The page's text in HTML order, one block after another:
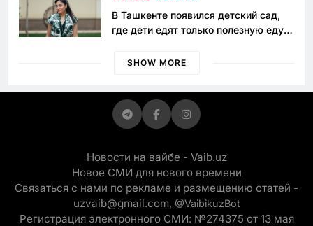
В Ташкенте появился детский сад,
где дети едят только полезную еду.
просить «кашу без сахара»
SHOW MORE
Новости на вайбе - Vaib.uz
Новое СМИ для нового времени
Связаться с нами по рекламе и размещению статей -
uzvaib@gmail.com, @VaibikuzBot
Регистрация электронного СМИ: №274375 от 13 мая